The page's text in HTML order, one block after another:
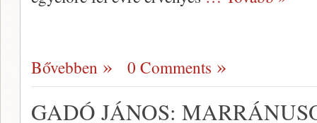
Bővebben 0 Comments
GADÓ JÁNOS: